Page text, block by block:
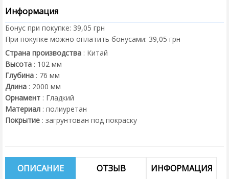
Информация
Бонус при покупке: 39,05 грн
При покупке можно оплатить бонусами: 39,05 грн
Страна производства : Китай
Высота : 102 мм
Глубина : 76 мм
Длина : 2000 мм
Орнамент : Гладкий
Материал : полиуретан
Покрытие : загрунтован под покраску
ОПИСАНИЕ ОТЗЫВ ИНФОРМАЦИЯ